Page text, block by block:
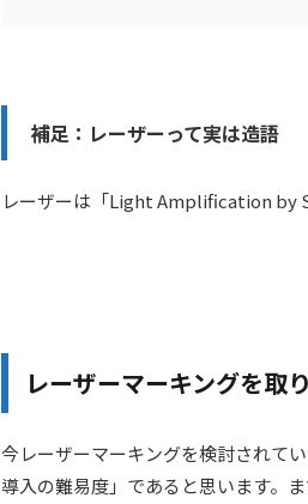
補足：レーザーって実は造語
レーザーは「Light Amplification by
レーザーマーキングを取
今レーザーマーキングを検討されて
導入の難易度」であると思います。